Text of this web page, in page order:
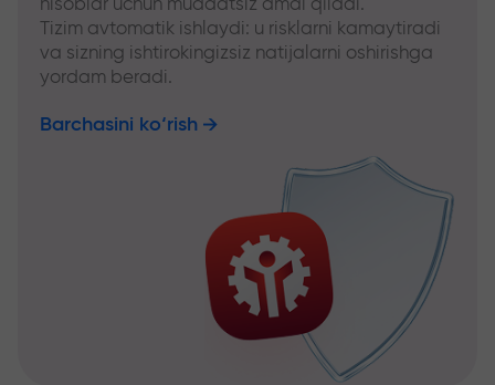
Tizim avtomatik ishlaydi: u risklarni kamaytiradi
va sizning ishtirokingizsiz natijalarni oshirishga
yordam beradi.
Barchasini ko‘rish